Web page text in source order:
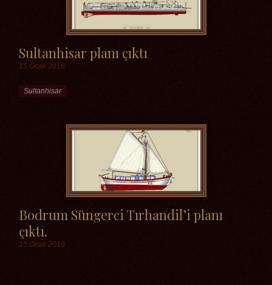
Sultanhisar planı çıktı
15 Ocak 2016
Etiketler
Sultanhisar
Bodrum Süngerci Tırhandil’i planı
çıktı.
15 Ocak 2016